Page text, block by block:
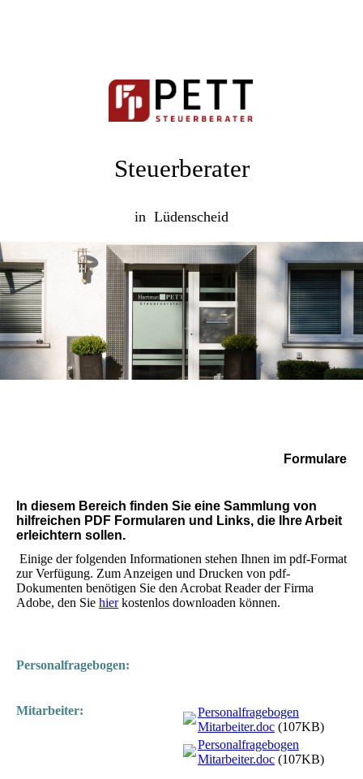
Steuerberater
in Lüdenscheid
Formulare
In diesem Bereich finden Sie eine Sammlung von
hilfreichen PDF Formularen und Links, die Ihre Arbeit
erleichtern sollen.
Einige der folgenden Informationen stehen Ihnen im pdf-Format
zur Verfügung. Zum Anzeigen und Drucken von pdf-
Dokumenten benötigen Sie den Acrobat Reader der Firma
Adobe, den Sie hierkostenlos downloaden können.
Personalfragebogen:
Mitarbeiter:
Personalfragebogen
Mitarbeiter.doc (107KB)
Personalfragebogen
Mitarbeiter.doc (107KB)